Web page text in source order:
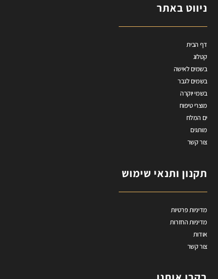
ניווט באתר
דף הבית
קטלוג
בשמים לאישה
בשמים לגבר
בשמי יוקרה
מוצרי טיפוח
ים המלח
מותגים
צור קשר
תקנון ותנאי שימוש
מדיניות פרטיות
מדיניות החזרות
אודות
צור קשר